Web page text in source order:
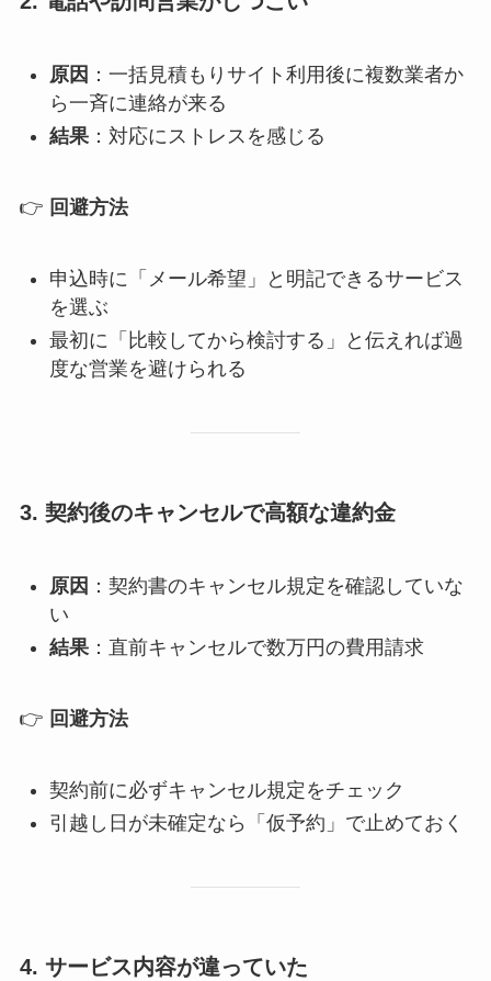
原因 ：一括見積もりサイト利用後に複数業者か
ら一斉に連絡が来る
結果：対応にストレスを感じる
👉 回避方法
申込時に「メール希望」と明記できるサービス
を選ぶ
最初に「比較してから検討する」と伝えれば過
度な営業を避けられる
3. 契約後のキャンセルで高額な違約金
原因 ：契約書のキャンセル規定を確認していな
い
結果：直前キャンセルで数万円の費用請求
👉 回避方法
契約前に必ずキャンセル規定をチェック
引越し日が未確定なら「仮予約」で止めておく
4. サービス内容が違っていた